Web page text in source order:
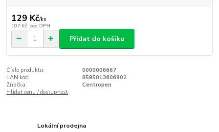
129 Kč/ks
107 Kč bez DPH
Přidat do košíku
Číslo produktu:
0000006667
EAN kód:
8595013606902
Značka:
Centropen
Hlídat cenu / dostupnost
Lokální prodejna